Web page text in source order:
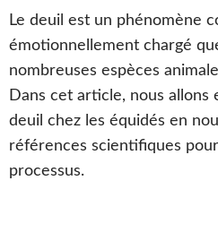
Le deuil est un phénomène
émotionnellement chargé
nombreuses espèces
Dans cet article, nous allons
deuil chez les équidés en
références scientifiques
processus.